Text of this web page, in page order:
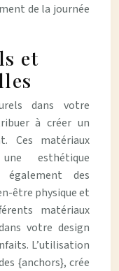
de la journée
et
dans votre
à créer un
Ces matériaux
esthétique
des
être physique et
matériaux
votre design
L’utilisation
{anchors}, crée